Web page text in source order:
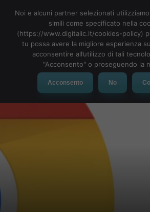
MENU
Noi e alcuni partner selezionati
simili come specificato nella
(https://www.digitalic.it/cookies-policy)
tu possa avere la migliore esperienza
acconsentire all’utilizzo di tali
"Acconsento" o proseguendo la
Acconsento No